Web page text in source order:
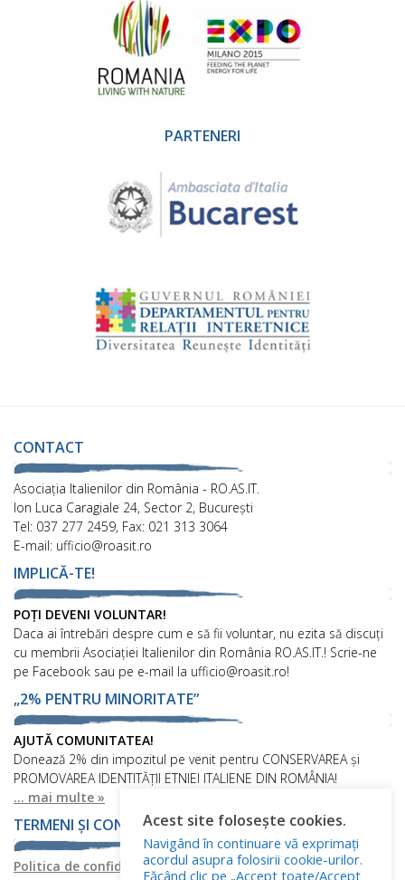
PARTENERI
CONTACT
Asociaţia Italienilor din România - RO.AS.IT.
Ion Luca Caragiale 24, Sector 2, București
Tel: 037 277 2459, Fax: 021 313 3064
E-mail: ufficio@roasit.ro
IMPLICĂ-TE!
POȚI DEVENI VOLUNTAR!
Daca ai întrebări despre cum e să fii voluntar, nu ezita să discuți
cu membrii Asociației Italienilor din România RO.AS.IT.! Scrie-ne
pe Facebook sau pe e-mail la ufficio@roasit.ro!
„2% PENTRU MINORITATE”
AJUTĂ COMUNITATEA!
Donează 2% din impozitul pe venit pentru CONSERVAREA și
PROMOVAREA IDENTITĂȚII ETNIEI ITALIENE DIN ROMÂNIA!
... mai multe »
TERMENI ȘI CONDIȚII
Politica de confidențialitatePolitica privind fișierele cookies
Acest site folosește cookies.
Navigând în continuare vă exprimați
acordul asupra folosirii cookie-urilor.
Făcând clic pe „Accept toate/Accept